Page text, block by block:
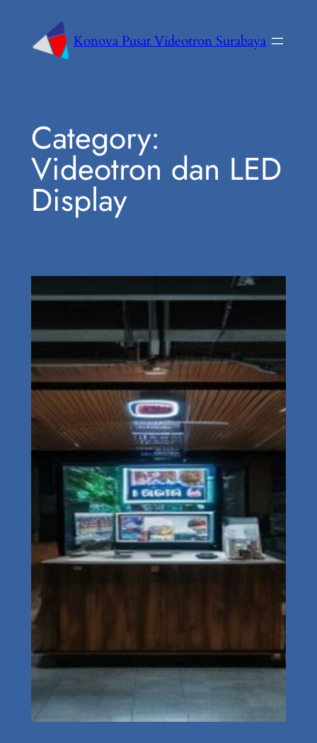
Konova Pusat Videotron Surabaya
Category:
Videotron dan LED
Display